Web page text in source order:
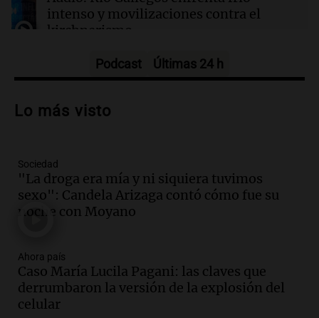
semana
intenso y movilizaciones contra el
kirchnerismo
Audio.Debate en el Senado sobre
la soberanía digital en Argentina
Audio.
de semana helado y ciudadanos
marchan contra reforma de tierras
Panorama Federal
Audio.
El "Mono" de Kapanga
adelantó su show en Rosario.
Viva la Radio Rosario
Episodios
Podcast Últimas 24 h
Lo más visto
Sociedad
"La droga era mía y ni siquiera tuvimos
sexo": Candela Arizaga contó cómo fue su
noche con Moyano
Ahora país
Caso María Lucila Pagani: las claves que
derrumbaron la versión de la explosión del
celular